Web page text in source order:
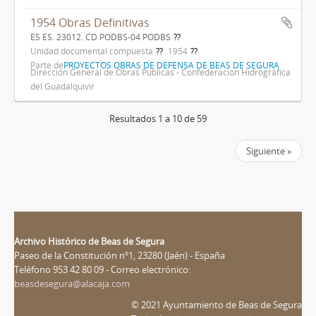
1954 Obras Definitivas
ES ES. 23012. CD PODBS-04 PODBS
Unidad documental compuesta
1954
Parte dePROYECTOS OBRAS DE DEFENSA DE BEAS DE SEGURA
Dirección General de Obras Públicas - Confederación Hidrográfica
del Guadalquivir
Resultados 1 a 10 de 59
Siguiente »
Archivo Histórico de Beas de Segura
Paseo de la Constitución nº1, 23280 (Jaén) - España
Teléfono 953 42 80 09 - Correo electrónico:
beasdesegura@alacaja.com
© 2021 Ayuntamiento de Beas de Segura